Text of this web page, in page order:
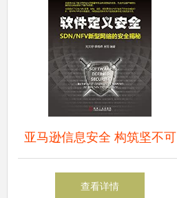
亚马逊信息安全 构筑坚不可
摧的云上安全防线
查看详情